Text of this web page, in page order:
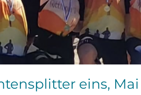
eins, Mai